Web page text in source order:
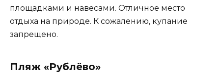
площадками и навесами. Отличное место
отдыха на природе. К сожалению, купание
запрещено.
Пляж «Рублёво»